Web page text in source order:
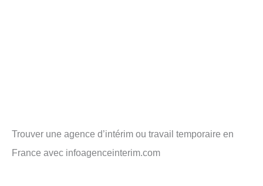
Trouver une agence d’intérim ou travail temporaire en
France avec infoagenceinterim.com